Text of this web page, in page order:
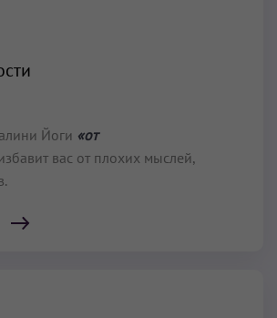
Йоги «от
вас от плохих мыслей,